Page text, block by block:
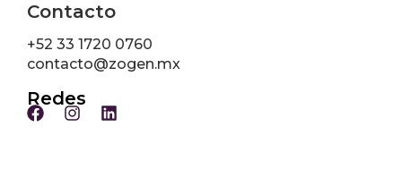
Contacto
+52 33 1720 0760
contacto@zogen.mx
Redes